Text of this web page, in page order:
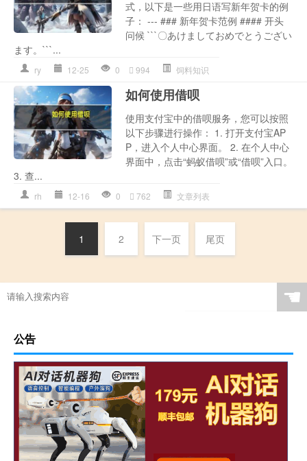
式，以下是一些用日语写新年贺卡的例
子： --- ### 新年贺卡范例 #### 开头
问候 ```〇あけましておめでとうござい
ます。```...
ry 12-25 0 994 饲料知识
如何使用借呗
使用支付宝中的借呗服务，您可以按照
以下步骤进行操作： 1. 打开支付宝AP
P，进入个人中心界面。 2. 在个人中心
界面中，点击“蚂蚁借呗”或“借呗”入口。
3. 查...
rh 12-16 0 762 文章列表
1 2 下一页 尾页
☚
公告